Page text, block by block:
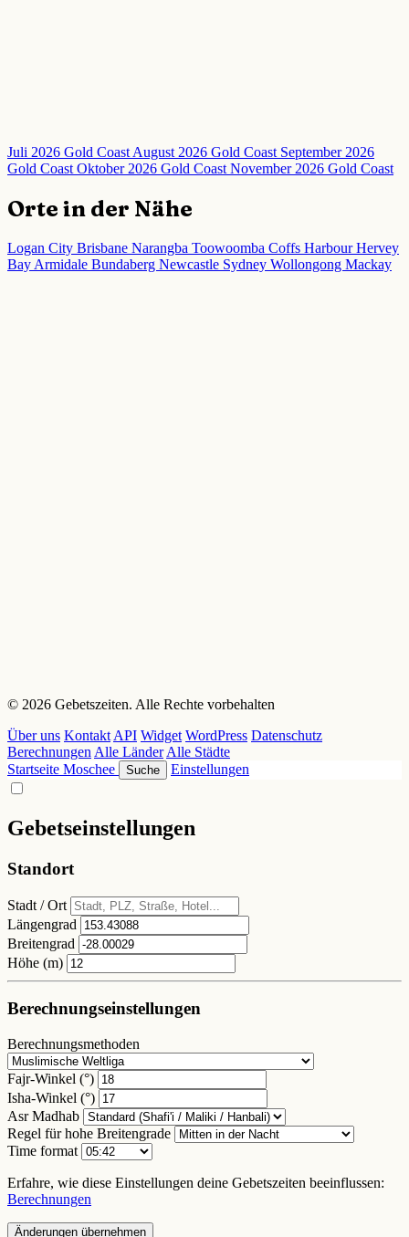
Juli 2026 Gold CoastAugust 2026 Gold Coast September 2026
Gold CoastOktober 2026 Gold CoastNovember 2026 Gold Coast
Orte in der Nähe
Logan City Brisbane Narangba Toowoomba Coffs HarbourHervey
Bay Armidale Bundaberg Newcastle Sydney Wollongong Mackay
© 2026 Gebetszeiten. Alle Rechte vorbehalten
Über uns Kontakt API Widget WordPress Datenschutz
Berechnungen Alle Länder Alle Städte
Startseite Moschee Suche Einstellungen
Gebetseinstellungen
Standort
Stadt / Ort
Längengrad
Breitengrad
Höhe (m)
Berechnungseinstellungen
Berechnungsmethoden
Fajr-Winkel (°)
Isha-Winkel (°)
Asr Madhab
Regel für hohe Breitengrade
Time format
Erfahre, wie diese Einstellungen deine Gebetszeiten beeinflussen:
Berechnungen
Änderungen übernehmen